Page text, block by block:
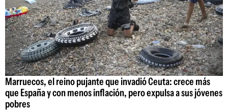
Marruecos, el reino pujante que invadió Ceuta: crece más
que España y con menos inflación, pero expulsa a sus jóvenes
pobres